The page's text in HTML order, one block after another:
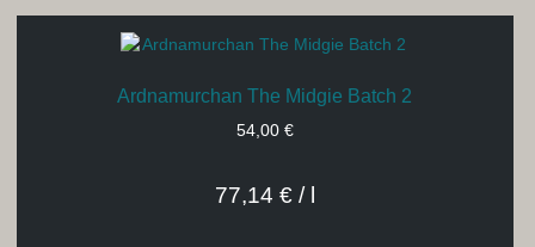
Ardnamurchan The Midgie Batch 2
54,00 €
77,14 €/ l